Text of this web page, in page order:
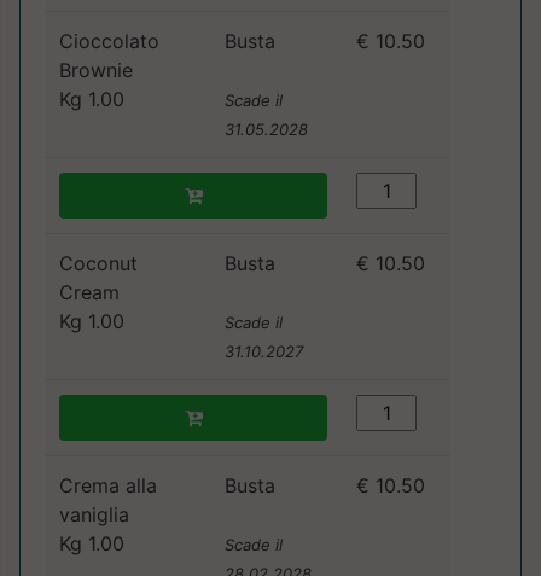
Cioccolato
Brownie
Kg 1.00
Busta
Scade il
31.05.2028
€ 10.50
Coconut
Cream
Kg 1.00
Busta
Scade il
31.10.2027
€ 10.50
Crema alla
vaniglia
Kg 1.00
Busta
Scade il
€ 10.50